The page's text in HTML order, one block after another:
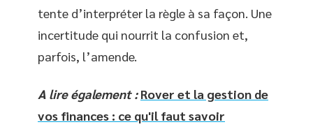
tente d’interpréter la règle à sa façon. Une
incertitude qui nourrit la confusion et,
parfois, l’amende.
A lire également : Rover et la gestion de
vos finances : ce qu'il faut savoir